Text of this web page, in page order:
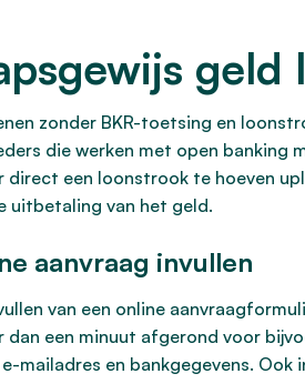
geld
zonder BKR-toetsing en
die werken met open banking
direct een loonstrook te hoeven
uitbetaling van het geld.
aanvraag invullen
van een online
dan een minuut afgerond voor
mailadres en bankgegevens.